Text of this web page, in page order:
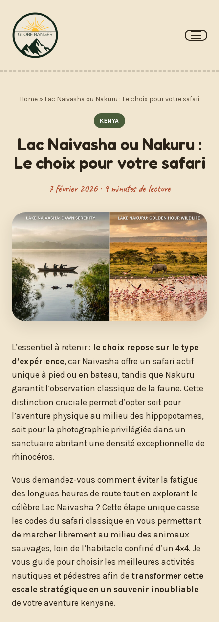
contenu
Home » Lac Naivasha ou Nakuru : Le choix pour votre safari
KENYA
Lac Naivasha ou Nakuru :
Le choix pour votre safari
7 février 2026 · 9 minutes de lecture
L’essentiel à retenir : le choix repose sur le type
d’expérience, car Naivasha offre un safari actif
unique à pied ou en bateau, tandis que Nakuru
garantit l’observation classique de la faune. Cette
distinction cruciale permet d’opter soit pour
l’aventure physique au milieu des hippopotames,
soit pour la photographie privilégiée dans un
sanctuaire abritant une densité exceptionnelle de
rhinocéros.
Vous demandez-vous comment éviter la fatigue
des longues heures de route tout en explorant le
célèbre Lac Naivasha ? Cette étape unique casse
les codes du safari classique en vous permettant
de marcher librement au milieu des animaux
sauvages, loin de l’habitacle confiné d’un 4×4. Je
vous guide pour choisir les meilleures activités
nautiques et pédestres afin de transformer cette
escale stratégique en un souvenir inoubliable
de votre aventure kenyane.